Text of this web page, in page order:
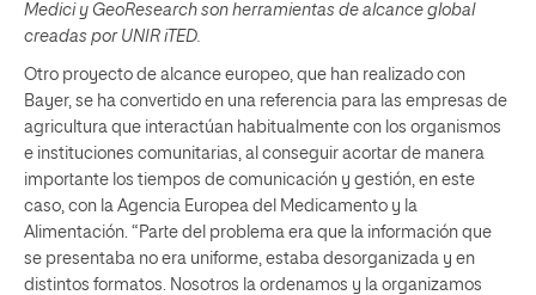
Medici y GeoResearch son herramientas de alcance global
creadas por UNIR iTED.
Otro proyecto de alcance europeo, que han realizado con
Bayer, se ha convertido en una referencia para las empresas de
agricultura que interactúan habitualmente con los organismos
e instituciones comunitarias, al conseguir acortar de manera
importante los tiempos de comunicación y gestión, en este
caso, con la Agencia Europea del Medicamento y la
Alimentación. “Parte del problema era que la información que
se presentaba no era uniforme, estaba desorganizada y en
distintos formatos. Nosotros la ordenamos y la organizamos